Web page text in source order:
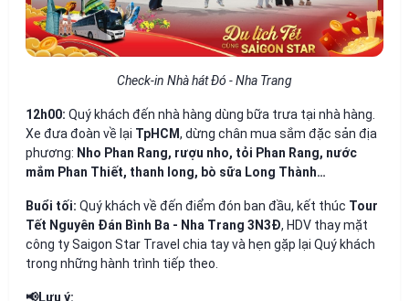
Check-in Nhà hát Đó - Nha Trang
12h00: Quý khách đến nhà hàng dùng bữa trưa tại nhà hàng.
Xe đưa đoàn về lại TpHCM, dừng chân mua sắm đặc sản địa
phương: Nho Phan Rang, rượu nho, tỏi Phan Rang, nước
mắm Phan Thiết, thanh long, bò sữa Long Thành…
Buổi tối: Quý khách về đến điểm đón ban đầu, kết thúc Tour
Tết Nguyên Đán Bình Ba - Nha Trang 3N3Đ, HDV thay mặt
công ty Saigon Star Travel chia tay và hẹn gặp lại Quý khách
trong những hành trình tiếp theo.
📢Lưu ý: